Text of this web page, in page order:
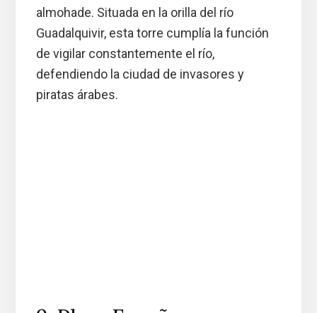
almohade. Situada en la orilla del río
Guadalquivir, esta torre cumplía la función
de vigilar constantemente el río,
defendiendo la ciudad de invasores y
piratas árabes.